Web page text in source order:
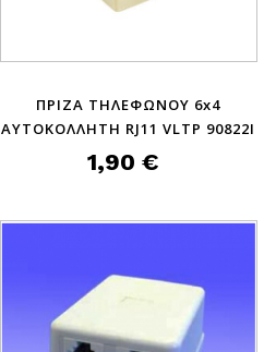
ΠΡΙΖΑ ΤΗΛΕΦΩΝΟΥ 6x4
ΑΥΤΟΚΟΛΛΗΤΗ RJ11 VLTP 90822I
1,90 €